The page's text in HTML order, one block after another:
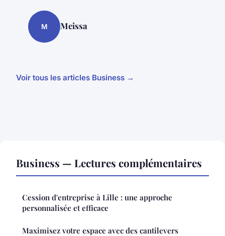
M Meissa
Voir tous les articles Business →
Business — Lectures complémentaires
Cession d'entreprise à Lille : une approche
personnalisée et efficace
Maximisez votre espace avec des cantilevers